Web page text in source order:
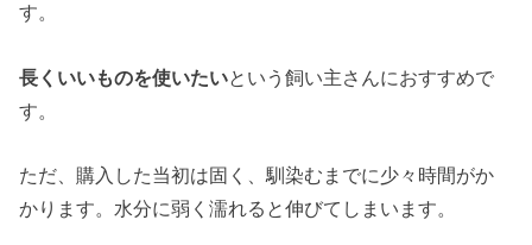
す。
長くいいものを使いたいという飼い主さんにおすすめで
す。
ただ、購入した当初は固く、馴染むまでに少々時間がか
かります。水分に弱く濡れると伸びてしまいます。